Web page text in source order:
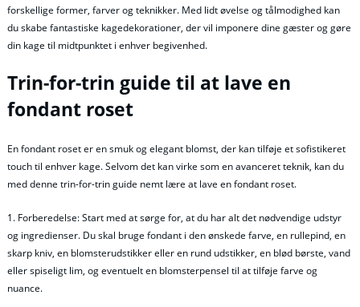
forskellige former, farver og teknikker. Med lidt øvelse og tålmodighed kan
du skabe fantastiske kagedekorationer, der vil imponere dine gæster og gøre
din kage til midtpunktet i enhver begivenhed.
Trin-for-trin guide til at lave en
fondant roset
En fondant roset er en smuk og elegant blomst, der kan tilføje et sofistikeret
touch til enhver kage. Selvom det kan virke som en avanceret teknik, kan du
med denne trin-for-trin guide nemt lære at lave en fondant roset.
1. Forberedelse: Start med at sørge for, at du har alt det nødvendige udstyr
og ingredienser. Du skal bruge fondant i den ønskede farve, en rullepind, en
skarp kniv, en blomsterudstikker eller en rund udstikker, en blød børste, vand
eller spiseligt lim, og eventuelt en blomsterpensel til at tilføje farve og
nuance.